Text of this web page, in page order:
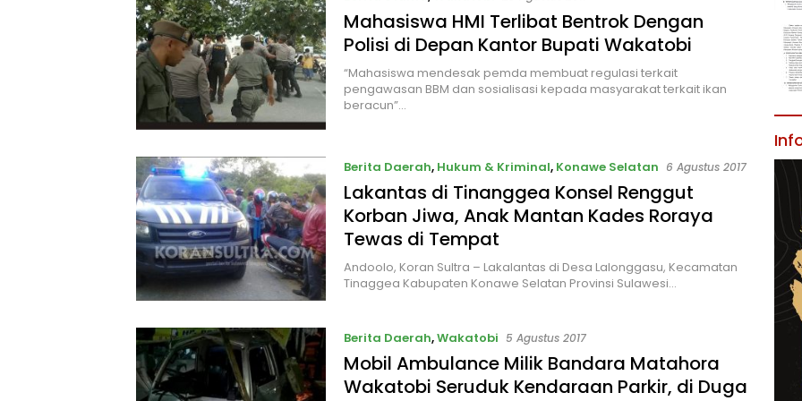
Mahasiswa HMI Terlibat Bentrok Dengan
Polisi di Depan Kantor Bupati Wakatobi
“Mahasiswa mendesak pemda membuat regulasi terkait
pengawasan BBM dan sosialisasi kepada masyarakat terkait ikan
beracun”…
Berita Daerah, Hukum & Kriminal, Konawe Selatan 6 Agustus 2017
Lakantas di Tinanggea Konsel Renggut
Korban Jiwa, Anak Mantan Kades Roraya
Tewas di Tempat
Andoolo, Koran Sultra – Lakalantas di Desa Lalonggasu, Kecamatan
Tinaggea Kabupaten Konawe Selatan Provinsi Sulawesi…
Berita Daerah,Wakatobi 5 Agustus 2017
Mobil Ambulance Milik Bandara Matahora
Wakatobi Seruduk Kendaraan Parkir, di Duga